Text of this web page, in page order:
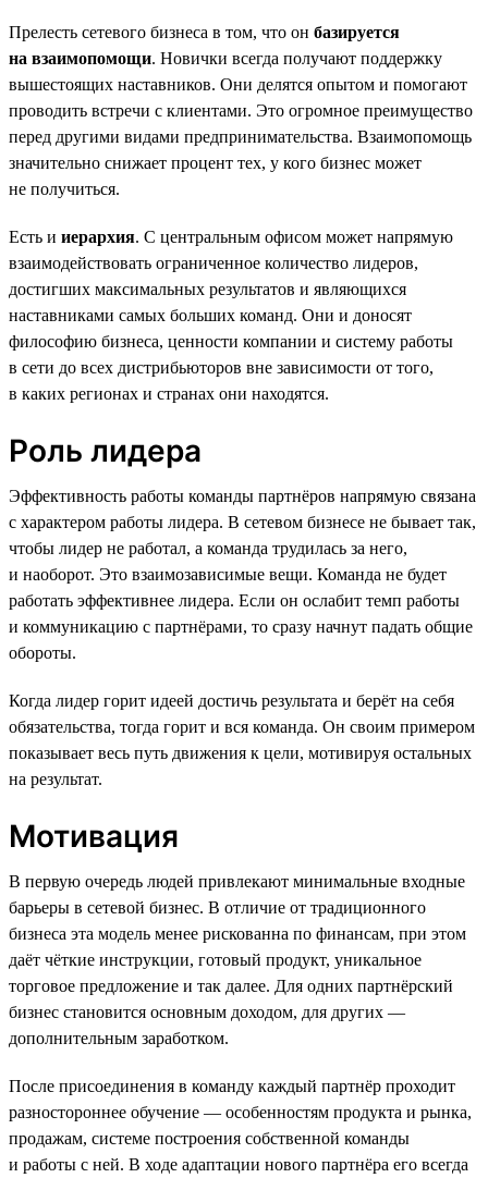
Прелесть сетевого бизнеса в том, что он базируется
на взаимопомощи. Новички всегда получают поддержку
вышестоящих наставников. Они делятся опытом и помогают
проводить встречи с клиентами. Это огромное преимущество
перед другими видами предпринимательства. Взаимопомощь
значительно снижает процент тех, у кого бизнес может
не получиться.
Есть и иерархия. С центральным офисом может напрямую
взаимодействовать ограниченное количество лидеров,
достигших максимальных результатов и являющихся
наставниками самых больших команд. Они и доносят
философию бизнеса, ценности компании и систему работы
в сети до всех дистрибьюторов вне зависимости от того,
в каких регионах и странах они находятся.
Роль лидера
Эффективность работы команды партнёров напрямую связана
с характером работы лидера. В сетевом бизнесе не бывает так,
чтобы лидер не работал, а команда трудилась за него,
и наоборот. Это взаимозависимые вещи. Команда не будет
работать эффективнее лидера. Если он ослабит темп работы
и коммуникацию с партнёрами, то сразу начнут падать общие
обороты.
Когда лидер горит идеей достичь результата и берёт на себя
обязательства, тогда горит и вся команда. Он своим примером
показывает весь путь движения к цели, мотивируя остальных
на результат.
Мотивация
В первую очередь людей привлекают минимальные входные
барьеры в сетевой бизнес. В отличие от традиционного
бизнеса эта модель менее рискованна по финансам, при этом
даёт чёткие инструкции, готовый продукт, уникальное
торговое предложение и так далее. Для одних партнёрский
бизнес становится основным доходом, для других —
дополнительным заработком.
После присоединения в команду каждый партнёр проходит
разностороннее обучение — особенностям продукта и рынка,
продажам, системе построения собственной команды
и работы с ней. В ходе адаптации нового партнёра его всегда